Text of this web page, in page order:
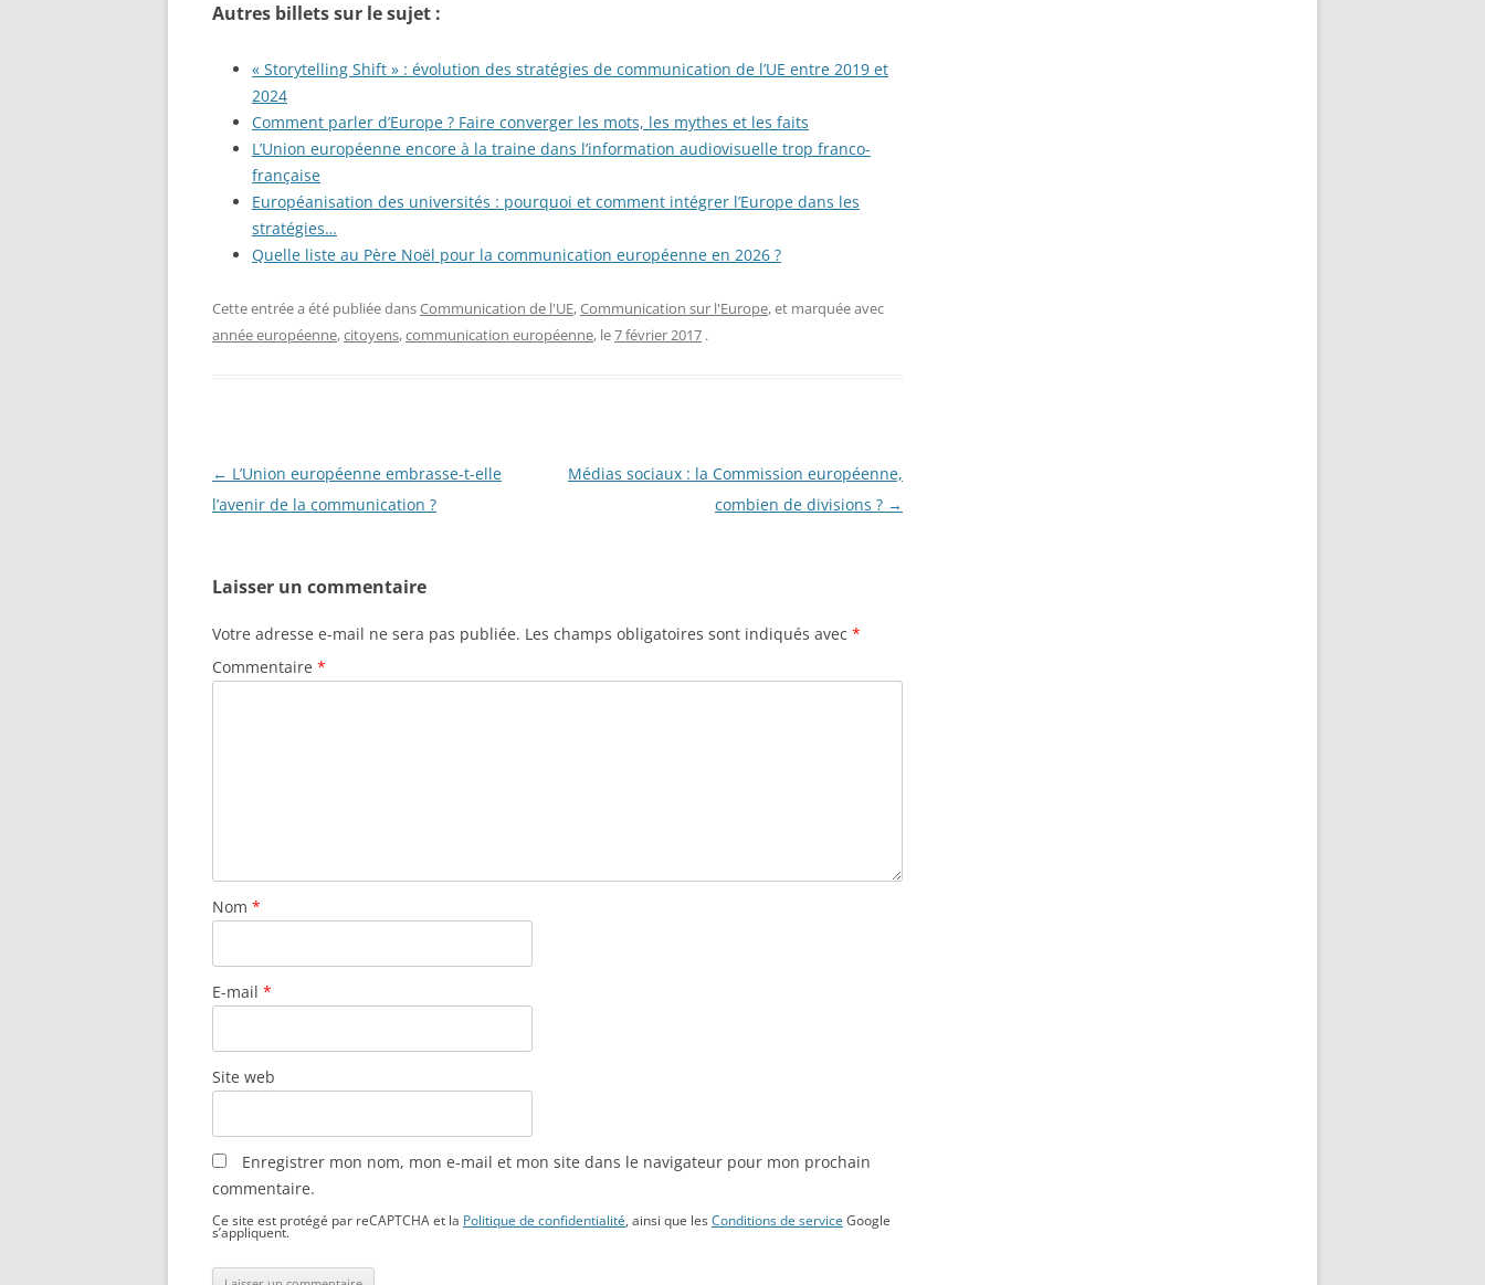
Autres billets sur le sujet :
« Storytelling Shift » : évolution des stratégies de communication de l’UE entre 2019 et
2024
Comment parler d’Europe ? Faire converger les mots, les mythes et les faits
L’Union européenne encore à la traine dans l’information audiovisuelle trop franco-
française
Européanisation des universités : pourquoi et comment intégrer l’Europe dans les
stratégies…
Quelle liste au Père Noël pour la communication européenne en 2026 ?
Cette entrée a été publiée dansCommunication de l'UE,Communication sur l'Europe, et marquée avec
année européenne,citoyens,communication européenne, le7 février 2017 .
Navigation
des
← L’Union européenne embrasse-t-elle
l’avenir de la communication ?
Médias sociaux : la Commission européenne,
combien de divisions ? →
Laisser un commentaire
Votre adresse e-mail ne sera pas publiée. Les champs obligatoires sont indiqués avec *
Commentaire *
Nom *
E-mail *
Site web
Enregistrer mon nom, mon e-mail et mon site dans le navigateur pour mon prochain
commentaire.
Ce site est protégé par reCAPTCHA et la Politique de confidentialité, ainsi que lesConditions de service Google
s’appliquent.